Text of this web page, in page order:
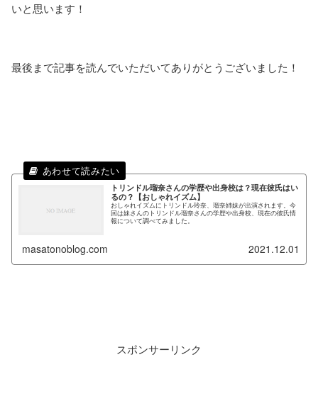
いと思います！
最後まで記事を読んでいただいてありがとうございました！
トリンドル瑠奈さんの学歴や出身校は？現在彼氏はい
るの？【おしゃれイズム】
おしゃれイズムにトリンドル玲奈、瑠奈姉妹が出演されます。今
回は妹さんのトリンドル瑠奈さんの学歴や出身校、現在の彼氏情
報について調べてみました。
masatonoblog.com 2021.12.01
スポンサーリンク